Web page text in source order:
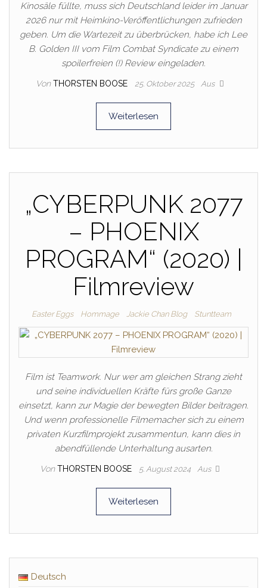
Kinosäle füllte, muss sich Deutschland leider im Januar
2026 nur mit Heimkino-Veröffentlichungen zufrieden
geben. Um die Wartezeit zu überbrücken, habe ich Lee
B. Golden III vom Film Combat Syndicate zu einem
spoilerfreien (!) Review eingeladen.
Von THORSTEN BOOSE 25. Oktober 2025 Aus
Weiterlesen
„CYBERPUNK 2077
– PHOENIX
PROGRAM“ (2020) |
Filmreview
Easter Eggs Hommage Jackie Chan Blog Stuntteam
Film ist Teamwork. Nur wer am gleichen Strang zieht
und seine individuellen Kräfte fürs große Ganze
einsetzt, kann zur Magie der bewegten Bilder beitragen.
Und wenn professionelle Filmemacher sich zu einem
privaten Kurzfilmprojekt zusammentun, kann dies in
abendfüllende Unterhaltung ausarten.
Von THORSTEN BOOSE 5. August 2024 Aus
Weiterlesen
Deutsch